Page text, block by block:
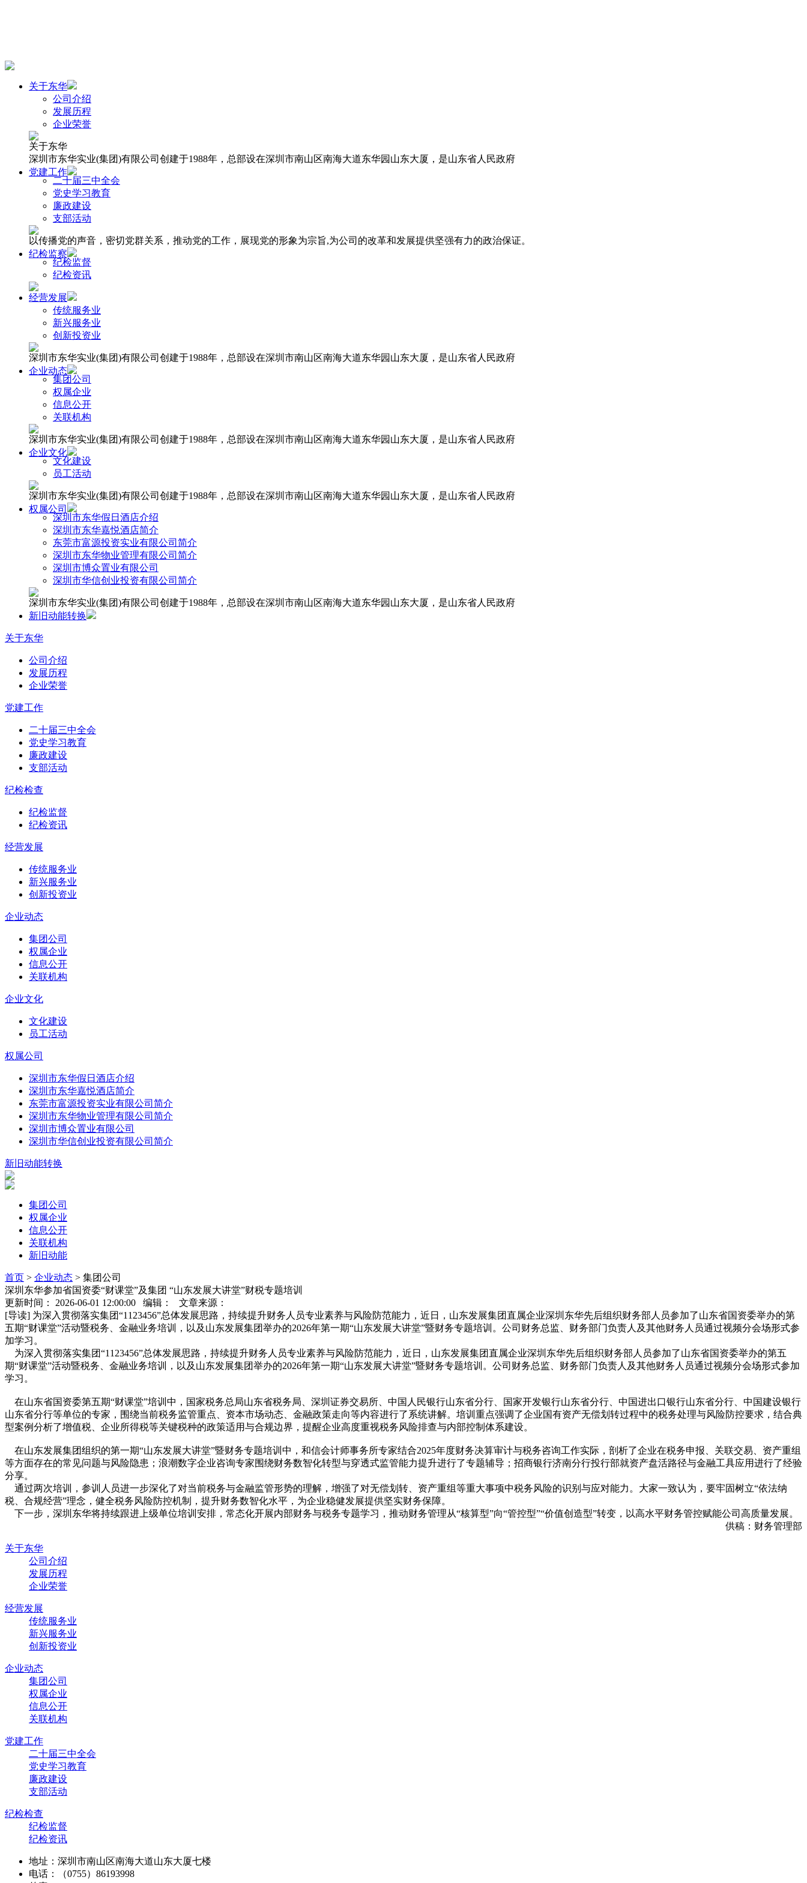
关于东华
公司介绍
发展历程
企业荣誉
关于东华
深圳市东华实业(集团)有限公司创建于1988年，总部设在深圳市南山区南海大道东华园山东大厦，是山东省人民政府
党建工作
二十届三中全会
党史学习教育
廉政建设
支部活动
以传播党的声音，密切党群关系，推动党的工作，展现党的形象为宗旨,为公司的改革和发展提供坚强有力的政治保证。
纪检监察
纪检监督
纪检资讯
经营发展
传统服务业
新兴服务业
创新投资业
深圳市东华实业(集团)有限公司创建于1988年，总部设在深圳市南山区南海大道东华园山东大厦，是山东省人民政府
企业动态
集团公司
权属企业
信息公开
关联机构
深圳市东华实业(集团)有限公司创建于1988年，总部设在深圳市南山区南海大道东华园山东大厦，是山东省人民政府
企业文化
文化建设
员工活动
深圳市东华实业(集团)有限公司创建于1988年，总部设在深圳市南山区南海大道东华园山东大厦，是山东省人民政府
权属公司
深圳市东华假日酒店介绍
深圳市东华嘉悦酒店简介
东莞市富源投资实业有限公司简介
深圳市东华物业管理有限公司简介
深圳市博众置业有限公司
深圳市华信创业投资有限公司简介
深圳市东华实业(集团)有限公司创建于1988年，总部设在深圳市南山区南海大道东华园山东大厦，是山东省人民政府
新旧动能转换
关于东华
公司介绍
发展历程
企业荣誉
党建工作
二十届三中全会
党史学习教育
廉政建设
支部活动
纪检检查
纪检监督
纪检资讯
经营发展
传统服务业
新兴服务业
创新投资业
企业动态
集团公司
权属企业
信息公开
关联机构
企业文化
文化建设
员工活动
权属公司
深圳市东华假日酒店介绍
深圳市东华嘉悦酒店简介
东莞市富源投资实业有限公司简介
深圳市东华物业管理有限公司简介
深圳市博众置业有限公司
深圳市华信创业投资有限公司简介
新旧动能转换
集团公司
权属企业
信息公开
关联机构
新旧动能
首页 > 企业动态 > 集团公司
深圳东华参加省国资委“财课堂”及集团 “山东发展大讲堂”财税专题培训
更新时间： 2026-06-01 12:00:00 编辑： 文章来源：
[导读] 为深入贯彻落实集团“1123456”总体发展思路，持续提升财务人员专业素养与风险防范能力，近日，山东发展集团直属企业深圳东华先后组织财务部人员参加了山东省国资委举办的第
五期“财课堂”活动暨税务、金融业务培训，以及山东发展集团举办的2026年第一期“山东发展大讲堂”暨财务专题培训。公司财务总监、财务部门负责人及其他财务人员通过视频分会场形式参
加学习。
为深入贯彻落实集团“1123456”总体发展思路，持续提升财务人员专业素养与风险防范能力，近日，山东发展集团直属企业深圳东华先后组织财务部人员参加了山东省国资委举办的第五
期“财课堂”活动暨税务、金融业务培训，以及山东发展集团举办的2026年第一期“山东发展大讲堂”暨财务专题培训。公司财务总监、财务部门负责人及其他财务人员通过视频分会场形式参加
学习。
在山东省国资委第五期“财课堂”培训中，国家税务总局山东省税务局、深圳证券交易所、中国人民银行山东省分行、国家开发银行山东省分行、中国进出口银行山东省分行、中国建设银行
山东省分行等单位的专家，围绕当前税务监管重点、资本市场动态、金融政策走向等内容进行了系统讲解。培训重点强调了企业国有资产无偿划转过程中的税务处理与风险防控要求，结合典
型案例分析了增值税、企业所得税等关键税种的政策适用与合规边界，提醒企业高度重视税务风险排查与内部控制体系建设。
在山东发展集团组织的第一期“山东发展大讲堂”暨财务专题培训中，和信会计师事务所专家结合2025年度财务决算审计与税务咨询工作实际，剖析了企业在税务申报、关联交易、资产重组
等方面存在的常见问题与风险隐患；浪潮数字企业咨询专家围绕财务数智化转型与穿透式监管能力提升进行了专题辅导；招商银行济南分行投行部就资产盘活路径与金融工具应用进行了经验
分享。
通过两次培训，参训人员进一步深化了对当前税务与金融监管形势的理解，增强了对无偿划转、资产重组等重大事项中税务风险的识别与应对能力。大家一致认为，要牢固树立“依法纳
税、合规经营”理念，健全税务风险防控机制，提升财务数智化水平，为企业稳健发展提供坚实财务保障。
下一步，深圳东华将持续跟进上级单位培训安排，常态化开展内部财务与税务专题学习，推动财务管理从“核算型”向“管控型”“价值创造型”转变，以高水平财务管控赋能公司高质量发展。
供稿：财务管理部
关于东华
公司介绍
发展历程
企业荣誉
经营发展
传统服务业
新兴服务业
创新投资业
企业动态
集团公司
权属企业
信息公开
关联机构
党建工作
二十届三中全会
党史学习教育
廉政建设
支部活动
纪检检查
纪检监督
纪检资讯
地址：深圳市南山区南海大道山东大厦七楼
电话：（0755）86193998